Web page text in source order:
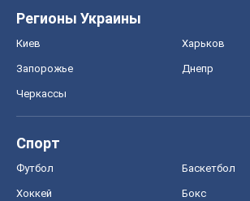
Регионы Украины
Киев Харьков
Запорожье Днепр
Черкассы
Спорт
Футбол Баскетбол
Хоккей Бокс